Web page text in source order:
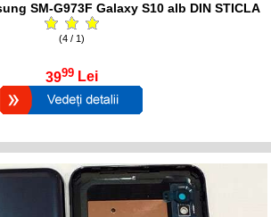
SM-G973F Galaxy S10 alb DIN STICLA
(4 / 1)
3999 Lei